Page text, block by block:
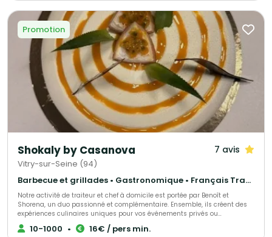
Promotion
Shokaly by Casanova 7 avis
Vitry-sur-Seine (94)
Barbecue et grillades • Gastronomique • Français Traditionnel
Notre activité de traiteur et chef à domicile est portée par Benoît et
Shorena, un duo passionné et complémentaire. Ensemble, ils créent des
expériences culinaires uniques pour vos événements privés ou
professionnels. Leur cuisine met à l’honneur des produits frais et de
saison, soigneusement sélectionnés pour garantir qualité et authenticité.
10-1000 • 16€ / pers min.